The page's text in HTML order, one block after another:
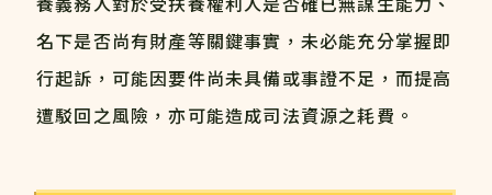
名下是否尚有財產等關鍵事實，未必能充分掌握即
行起訴，可能因要件尚未具備或事證不足，而提高
遭駁回之風險，亦可能造成司法資源之耗費。